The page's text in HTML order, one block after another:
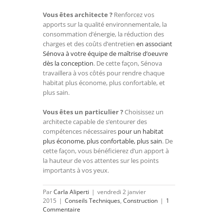
Vous êtes architecte ? Renforcez vos
apports sur la qualité environnementale, la
consommation d’énergie, la réduction des
charges et des coûts d’entretienen associant
Sénova à votre équipe de maîtrise d’oeuvre
dès la conception. De cette façon, Sénova
travaillera à vos côtés pour rendre chaque
habitat plus économe, plus confortable, et
plus sain.
Vous êtes un particulier ?Choisissez un
architecte capable de s’entourer des
compétences nécessaires pour un habitat
plus économe, plus confortable, plus sain. De
cette façon, vous bénéficierez d’un apport à
la hauteur de vos attentes sur les points
importants à vos yeux.
ParCarla Aliperti | vendredi 2 janvier
2015 | Conseils Techniques,Construction | 1
Commentaire